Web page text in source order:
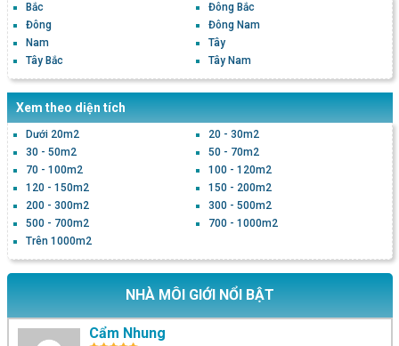
Bắc
Đông Bắc
Đông
Đông Nam
Nam
Tây
Tây Bắc
Tây Nam
Xem theo diện tích
Dưới 20m2
20 - 30m2
30 - 50m2
50 - 70m2
70 - 100m2
100 - 120m2
120 - 150m2
150 - 200m2
200 - 300m2
300 - 500m2
500 - 700m2
700 - 1000m2
Trên 1000m2
NHÀ MÔI GIỚI NỔI BẬT
Cẩm Nhung